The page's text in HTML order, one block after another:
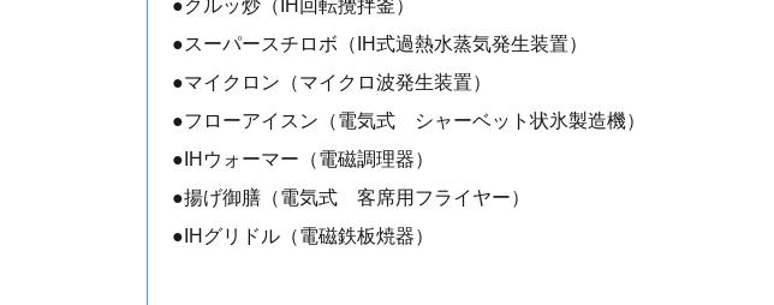
●クルッ炒（IH回転攪拌釜）
●スーパースチロボ（IH式過熱水蒸気発生装置）
●マイクロン（マイクロ波発生装置）
●フローアイスン（電気式 シャーベット状氷製造機）
●IHウォーマー（電磁調理器）
●揚げ御膳（電気式 客席用フライヤー）
●IHグリドル（電磁鉄板焼器）